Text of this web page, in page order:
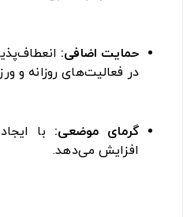
حمایت اضافی:
در فعالیت‌های روزانه و
گرمای موضعی: با
افزایش می‌دهد.